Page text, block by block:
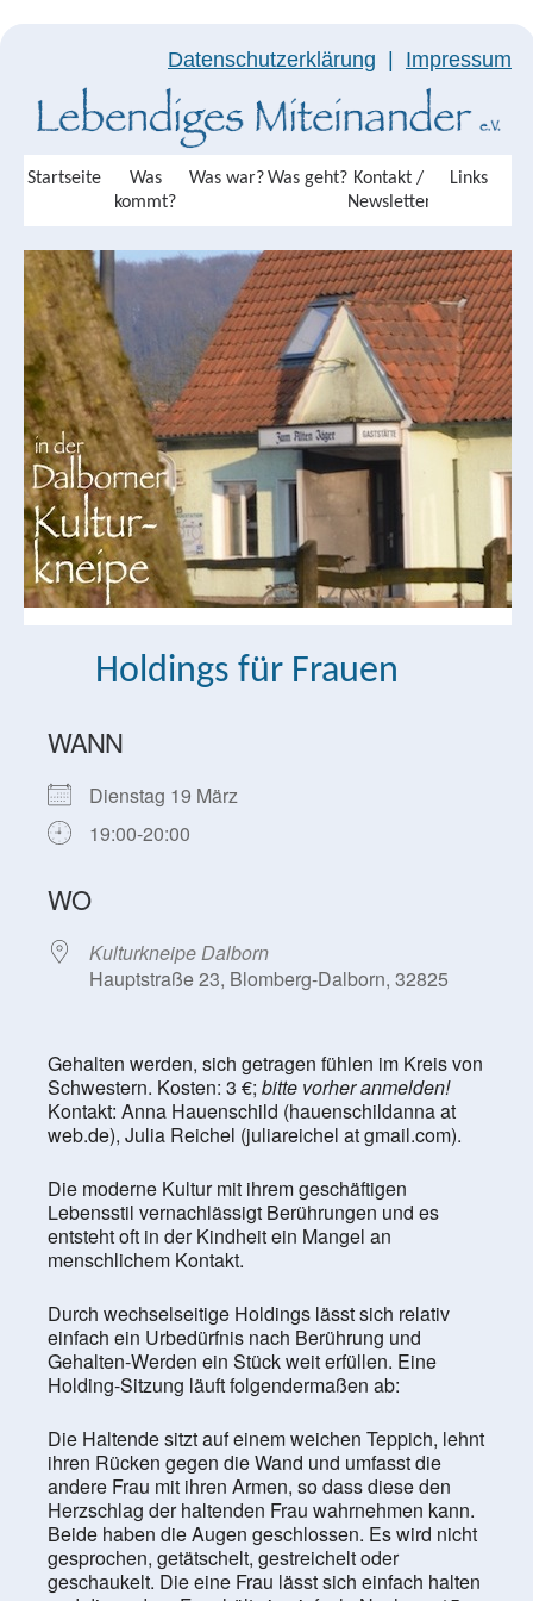
Datenschutzerklärung Impressum
Startseite
Was
kommt?
Was war? Was geht? Kontakt /
Newsletter
Links
Holdings für Frauen
WANN
Dienstag 19 März
19:00-20:00
WO
Kulturkneipe Dalborn
Hauptstraße 23, Blomberg-Dalborn, 32825
Gehalten werden, sich getragen fühlen im Kreis von
Schwestern. Kosten: 3 €; bitte vorher anmelden!
Kontakt: Anna Hauenschild (hauenschildanna at
web.de), Julia Reichel (juliareichel at gmail.com).
Die moderne Kultur mit ihrem geschäftigen
Lebensstil vernachlässigt Berührungen und es
entsteht oft in der Kindheit ein Mangel an
menschlichem Kontakt.
Durch wechselseitige Holdings lässt sich relativ
einfach ein Urbedürfnis nach Berührung und
Gehalten-Werden ein Stück weit erfüllen. Eine
Holding-Sitzung läuft folgendermaßen ab:
Die Haltende sitzt auf einem weichen Teppich, lehnt
ihren Rücken gegen die Wand und umfasst die
andere Frau mit ihren Armen, so dass diese den
Herzschlag der haltenden Frau wahrnehmen kann.
Beide haben die Augen geschlossen. Es wird nicht
gesprochen, getätschelt, gestreichelt oder
geschaukelt. Die eine Frau lässt sich einfach halten